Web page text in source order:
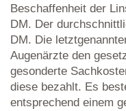
Beschaffenheit der
DM. Der
DM. Die
Augenärzte den
gesonderte
diese bezahlt. Es
entsprechend einem